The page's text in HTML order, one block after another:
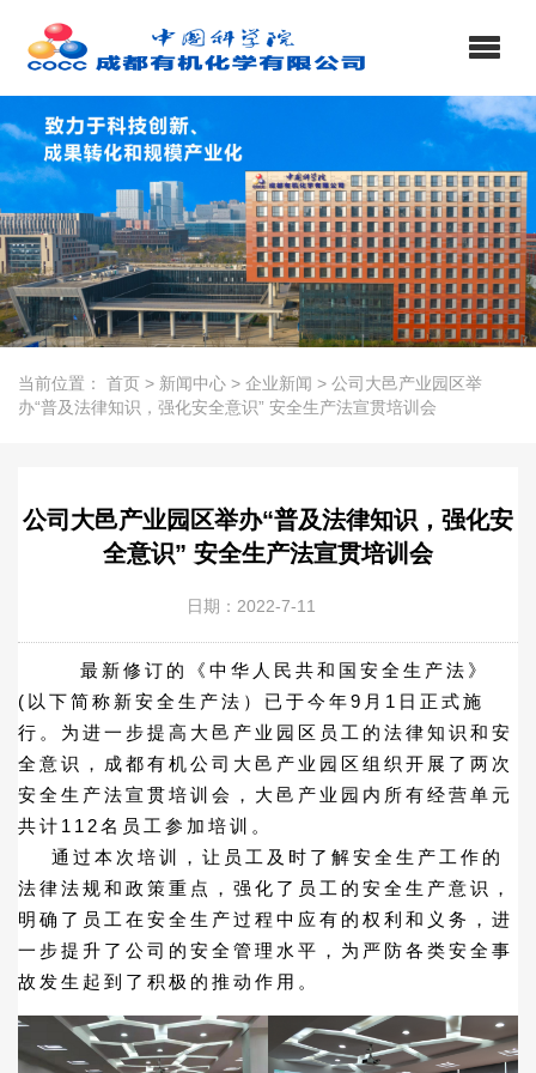
当前位置： 首页 > 新闻中心 > 企业新闻 > 公司大邑产业园区举
办“普及法律知识，强化安全意识” 安全生产法宣贯培训会
公司大邑产业园区举办“普及法律知识，强化安
全意识” 安全生产法宣贯培训会
日期：2022-7-11
最新修订的《中华人民共和国安全生产法》
(以下简称新安全生产法）已于今年9月1日正式施
行。为进一步提高大邑产业园区员工的法律知识和安
全意识，成都有机公司大邑产业园区组织开展了两次
安全生产法宣贯培训会，大邑产业园内所有经营单元
共计112名员工参加培训。
通过本次培训，让员工及时了解安全生产工作的
法律法规和政策重点，强化了员工的安全生产意识，
明确了员工在安全生产过程中应有的权利和义务，进
一步提升了公司的安全管理水平，为严防各类安全事
故发生起到了积极的推动作用。